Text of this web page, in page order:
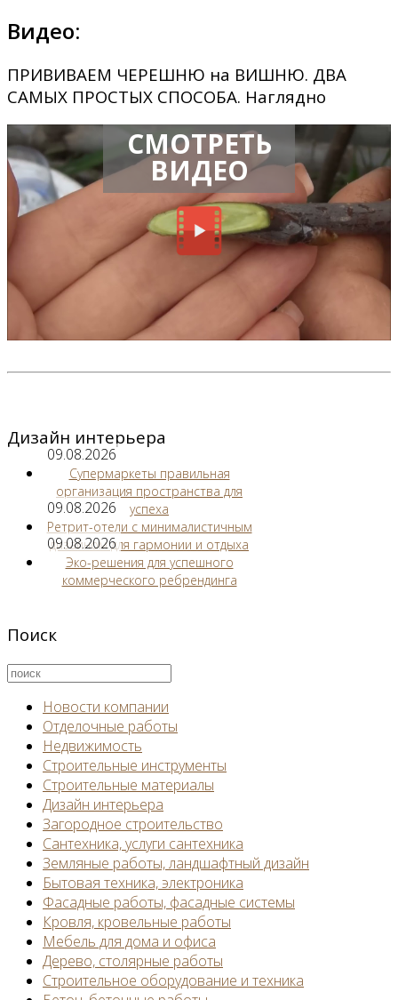
Видео:
ПРИВИВАЕМ ЧЕРЕШНЮ на ВИШНЮ. ДВА
САМЫХ ПРОСТЫХ СПОСОБА. Наглядно
СМОТРЕТЬ
ВИДЕО
Дизайн интерьера
09.08.2026
Супермаркеты правильная
организация пространства для
успеха
09.08.2026
Ретрит-отели с минималистичным
дизайном для гармонии и отдыха
09.08.2026
Эко-решения для успешного
коммерческого ребрендинга
Поиск
Новости компании
Отделочные работы
Недвижимость
Строительные инструменты
Строительные материалы
Дизайн интерьера
Загородное строительство
Сантехника, услуги сантехника
Земляные работы, ландшафтный дизайн
Бытовая техника, электроника
Фасадные работы, фасадные системы
Кровля, кровельные работы
Мебель для дома и офиса
Дерево, столярные работы
Строительное оборудование и техника